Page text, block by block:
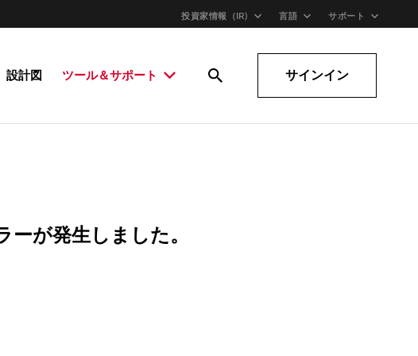
投資家情報（IR) 言語 サポート
設計図 ツール＆サポート サインイン
が発生しました。